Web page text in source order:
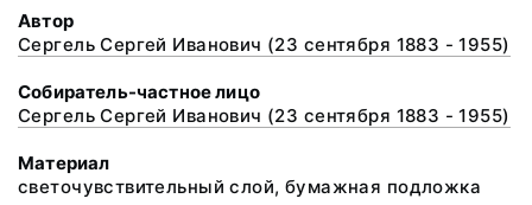
Автор
Сергель Сергей Иванович (23 сентября 1883 - 1955)
Собиратель-частное лицо
Сергель Сергей Иванович (23 сентября 1883 - 1955)
Материал
светочувствительный слой, бумажная подложка